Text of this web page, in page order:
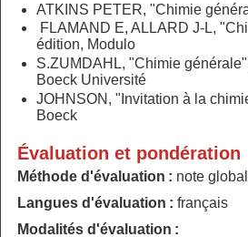
ATKINS PETER, "Chimie
FLAMAND E, ALLARD J-L,
édition, Modulo
S.ZUMDAHL, "Chimie
Boeck Université
JOHNSON, "Invitation à la
Boeck
Évaluation et pondération
Méthode d'évaluation : note
Langues d'évaluation : français
Modalités d'évaluation :